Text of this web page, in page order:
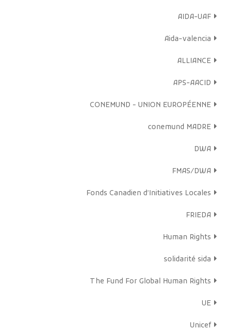
AIDA-UAF
Aida-valencia
ALLIANCE
APS-AACID
CONEMUND - UNION EUROPÉENNE
conemund MADRE
DWA
FMAS/DWA
Fonds Canadien d’Initiatives Locales
FRIEDA
Human Rights
solidarité sida
The Fund For Global Human Rights
UE
Unicef